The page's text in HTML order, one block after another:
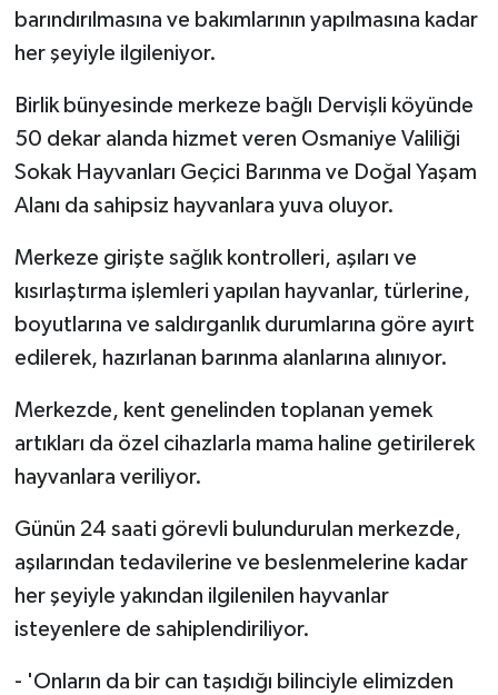
barındırılmasına ve bakımlarının yapılmasına kadar
her şeyiyle ilgileniyor.
Birlik bünyesinde merkeze bağlı Dervişli köyünde
50 dekar alanda hizmet veren Osmaniye Valiliği
Sokak Hayvanları Geçici Barınma ve Doğal Yaşam
Alanı da sahipsiz hayvanlara yuva oluyor.
Merkeze girişte sağlık kontrolleri, aşıları ve
kısırlaştırma işlemleri yapılan hayvanlar, türlerine,
boyutlarına ve saldırganlık durumlarına göre ayırt
edilerek, hazırlanan barınma alanlarına alınıyor.
Merkezde, kent genelinden toplanan yemek
artıkları da özel cihazlarla mama haline getirilerek
hayvanlara veriliyor.
Günün 24 saati görevli bulundurulan merkezde,
aşılarından tedavilerine ve beslenmelerine kadar
her şeyiyle yakından ilgilenilen hayvanlar
isteyenlere de sahiplendiriliyor.
- 'Onların da bir can taşıdığı bilinciyle elimizden